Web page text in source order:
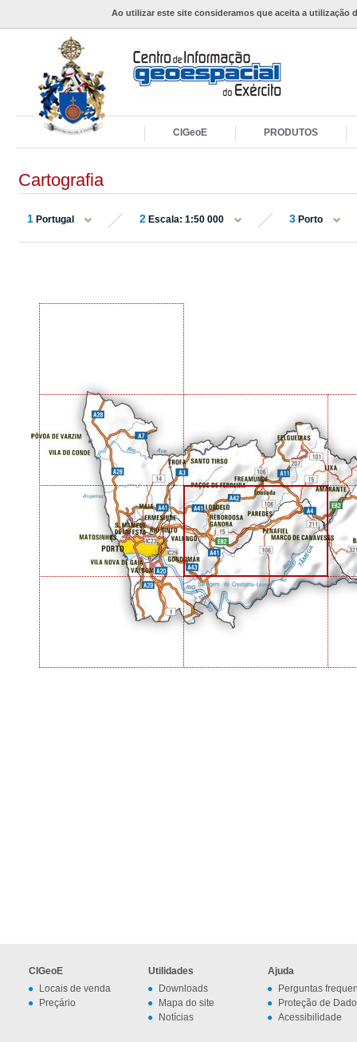
Ao utilizar este site consideramos que aceita a utilização
CIGeoE PRODUTOS
Cartografia
1 Portugal 2 Escala: 1:50 000 3 Porto
CIGeoE
Locais de venda
Preçário
Utilidades
Downloads
Mapa do site
Notícias
Ajuda
Perguntas
Proteção de
Acessibilidade